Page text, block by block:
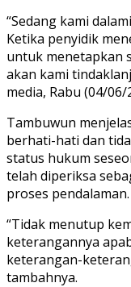
“Sedang kami
Ketika penyidik
untuk menetapkan
akan kami
media, Rabu (04/06/
Tambuwun
berhati-hati dan
status hukum
telah diperiksa
proses pendalaman.
“Tidak menutup
keterangannya
keterangan-
tambahnya.